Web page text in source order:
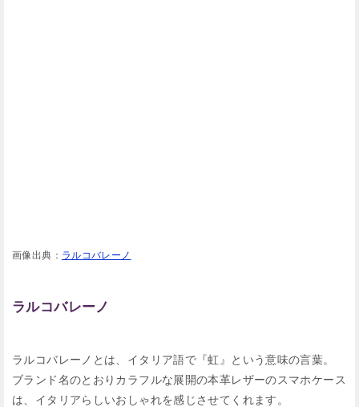
画像出典： ラルコバレーノ
ラルコバレーノ
ラルコバレーノとは、イタリア語で『虹』という意味の言葉。
ブランド名のとおりカラフルな展開の本革レザーのスマホケース
は、イタリアらしいおしゃれを感じさせてくれます。